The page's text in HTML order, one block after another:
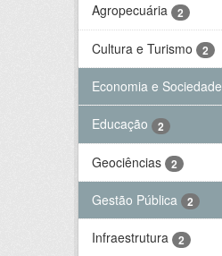
Agropecuária
2
Cultura e Turismo 2
Economia e Sociedade
Educação 2
Geociências 2
Gestão Pública 2
Infraestrutura 2